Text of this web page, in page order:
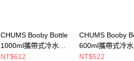
CHUMS Booby Bottle
1000ml攜帶式冷水壺
橘/淺藍
NT$612
CHUMS Booby
600ml攜帶式冷
橘/淺藍
NT$522